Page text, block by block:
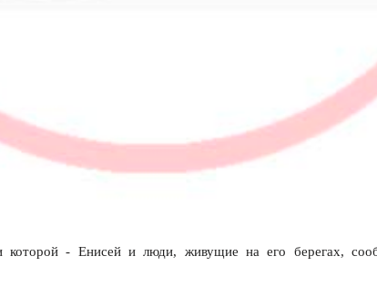
которой - Енисей и люди, живущие на его берегах,